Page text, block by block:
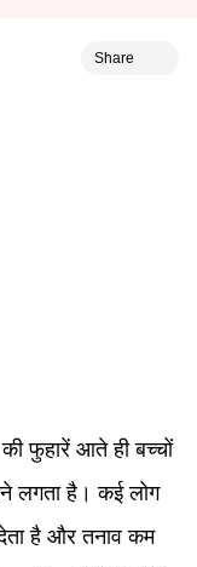
Share
की फुहारें आते ही बच्चों
लगता है। कई लोग
देता है और तनाव कम